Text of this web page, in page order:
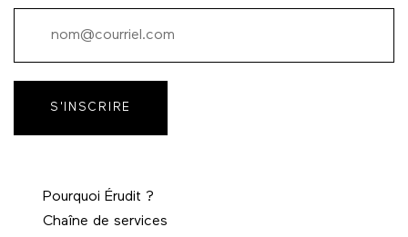
S'INSCRIRE
Pourquoi Érudit ?
Chaîne de services